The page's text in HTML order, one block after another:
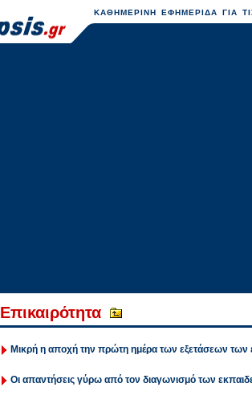
ΚΑΘΗΜΕΡΙΝΗ ΕΦΗΜΕΡΙΔΑ ΓΙΑ
Επικαιρότητα
Μικρή η αποχή την πρώτη ημέρα των εξετάσεων των
Οι απαντήσεις γύρω από τον διαγωνισμό των